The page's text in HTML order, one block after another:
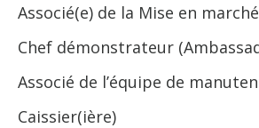
Associé(e) de la Mise en marché
Chef démonstrateur
Associé de l’équipe de
Caissier(ière)